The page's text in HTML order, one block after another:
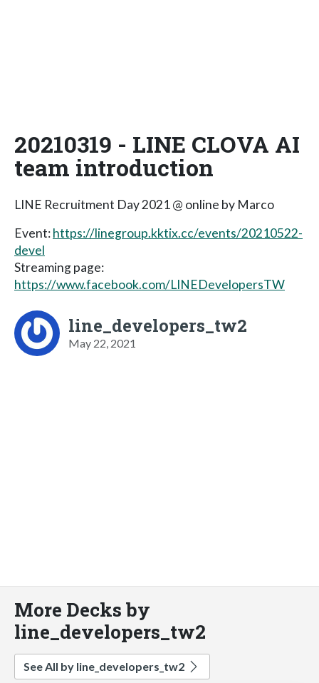
20210319 - LINE CLOVA AI
team introduction
LINE Recruitment Day 2021 @ online by Marco
Event:https://linegroup.kktix.cc/events/20210522-
devel
Streaming page:
https://www.facebook.com/LINEDevelopersTW
line_developers_tw2
May 22, 2021
More Decks by
line_developers_tw2
See All by line_developers_tw2